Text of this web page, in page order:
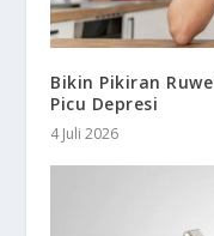
Bikin Pikiran
Picu Depresi
4 Juli 2026